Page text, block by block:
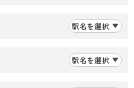
駅名を選択
駅名を選択